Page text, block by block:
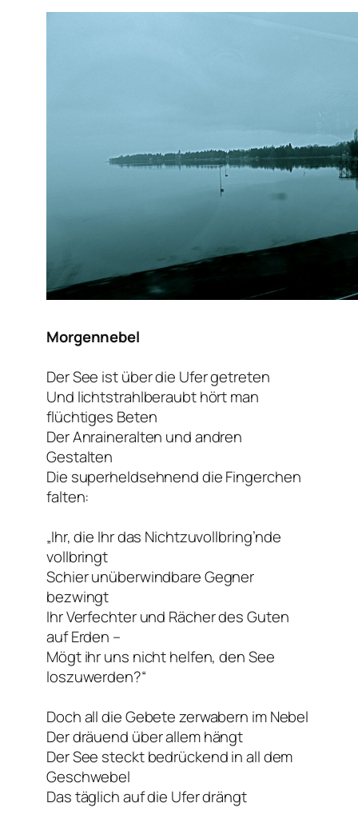
Morgennebel
Der See ist über die Ufer getreten
Und lichtstrahlberaubt hört man
flüchtiges Beten
Der Anraineralten und andren
Gestalten
Die superheldsehnend die Fingerchen
falten:
„Ihr, die Ihr das Nichtzuvollbring’nde
vollbringt
Schier unüberwindbare Gegner
bezwingt
Ihr Verfechter und Rächer des Guten
auf Erden –
Mögt ihr uns nicht helfen, den See
loszuwerden?“
Doch all die Gebete zerwabern im Nebel
Der dräuend über allem hängt
Der See steckt bedrückend in all dem
Geschwebel
Das täglich auf die Ufer drängt